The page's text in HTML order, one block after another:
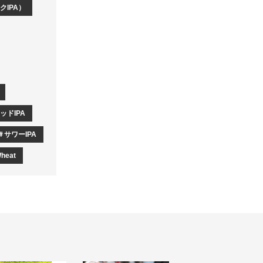
IPA）
ドIPA
サワーIPA